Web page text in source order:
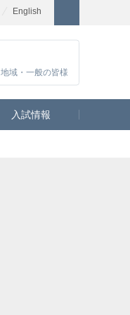
English
地域・一般の皆様
入試情報